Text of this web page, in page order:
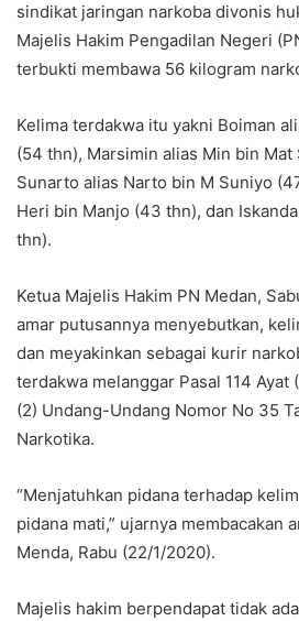
sindikat jaringan narkoba divonis
Majelis Hakim Pengadilan Negeri
terbukti membawa 56 kilogram
Kelima terdakwa itu yakni Boiman
(54 thn), Marsimin alias Min bin
Sunarto alias Narto bin M Suniyo
Heri bin Manjo (43 thn), dan
thn).
Ketua Majelis Hakim PN Medan,
amar putusannya menyebutkan,
dan meyakinkan sebagai kurir
terdakwa melanggar Pasal 114 Ayat
(2) Undang-Undang Nomor No 35
Narkotika.
“Menjatuhkan pidana terhadap
pidana mati,” ujarnya membacakan
Menda, Rabu (22/1/2020).
Majelis hakim berpendapat tidak